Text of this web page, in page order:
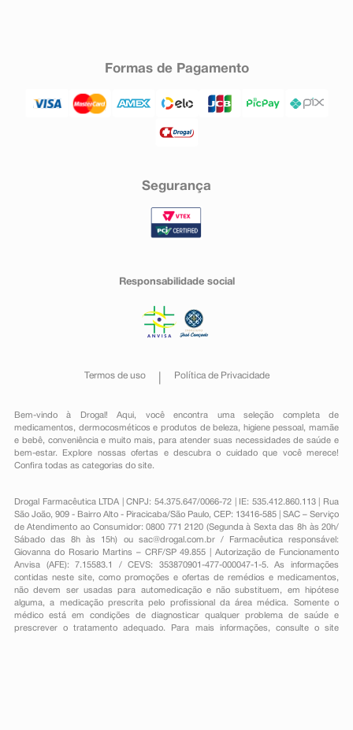
Formas de Pagamento
Segurança
Responsabilidade social
Termos de uso Política de Privacidade
Bem-vindo à Drogal! Aqui, você encontra uma seleção completa de
medicamentos , dermocosméticos e produtos de beleza, higiene pessoal ,mamãe
e bebê, conveniênciae muito mais, para atender suas necessidades de saúde e
bem-estar. Explore nossas ofertas e descubra o cuidado que você merece!
Confira todas as categorias do site.
Drogal Farmacêutica LTDA | CNPJ: 54.375.647/0066-72 | IE: 535.412.860.113 | Rua
São João, 909 - Bairro Alto - Piracicaba/São Paulo, CEP: 13416-585 | SAC – Serviço
de Atendimento ao Consumidor: 0800 771 2120 (Segunda à Sexta das 8h às 20h/
Sábado das 8h às 15h) ou sac@drogal.com.br/ Farmacêutica responsável:
Giovanna do Rosario Martins – CRF/SP 49.855 | Autorização de Funcionamento
Anvisa (AFE): 7.15583.1 / CEVS: 353870901-477-000047-1-5. As informações
contidas neste site, como promoções e ofertas de remédios e medicamentos,
não devem ser usadas para automedicação e não substituem, em hipótese
alguma, a medicação prescrita pelo profissional da área médica. Somente o
médico está em condições de diagnosticar qualquer problema de saúde e
prescrever o tratamento adequado. Para mais informações, consulte o site